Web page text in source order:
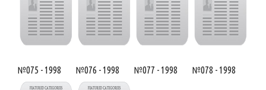
№075 - 1998 №076 - 1998 №077 - 1998 №078 - 1998